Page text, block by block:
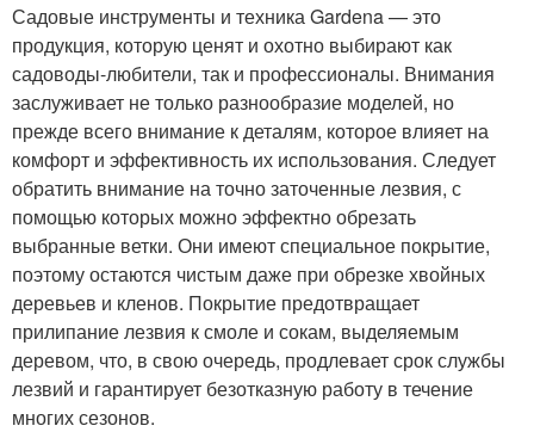
Садовые инструменты и техника Gardena — это
продукция, которую ценят и охотно выбирают как
садоводы-любители, так и профессионалы. Внимания
заслуживает не только разнообразие моделей, но
прежде всего внимание к деталям, которое влияет на
комфорт и эффективность их использования. Следует
обратить внимание на точно заточенные лезвия, с
помощью которых можно эффектно обрезать
выбранные ветки. Они имеют специальное покрытие,
поэтому остаются чистым даже при обрезке хвойных
деревьев и кленов. Покрытие предотвращает
прилипание лезвия к смоле и сокам, выделяемым
деревом, что, в свою очередь, продлевает срок службы
лезвий и гарантирует безотказную работу в течение
многих сезонов.